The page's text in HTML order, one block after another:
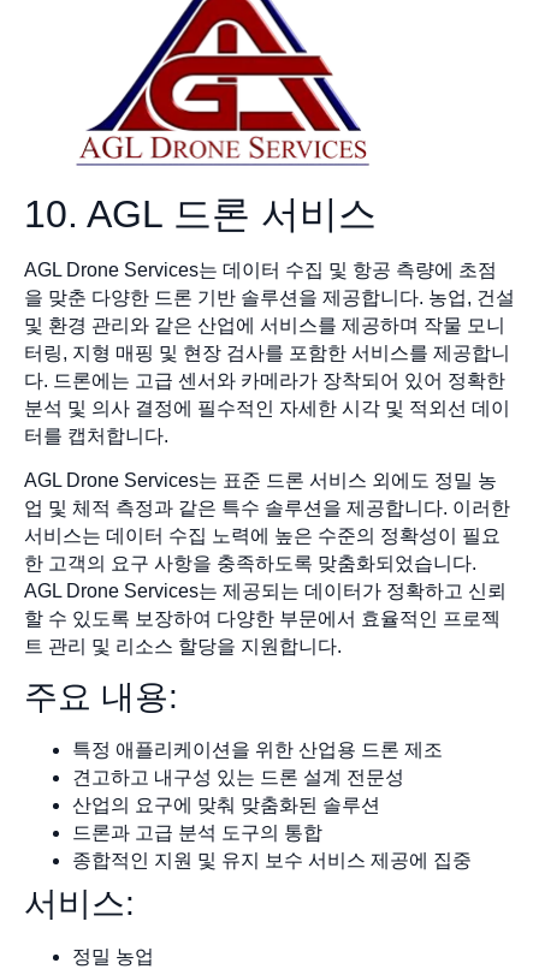
10. AGL 드론 서비스
AGL Drone Services는 데이터 수집 및 항공 측량에 초점
을 맞춘 다양한 드론 기반 솔루션을 제공합니다. 농업, 건설
및 환경 관리와 같은 산업에 서비스를 제공하며 작물 모니
터링, 지형 매핑 및 현장 검사를 포함한 서비스를 제공합니
다. 드론에는 고급 센서와 카메라가 장착되어 있어 정확한
분석 및 의사 결정에 필수적인 자세한 시각 및 적외선 데이
터를 캡처합니다.
AGL Drone Services는 표준 드론 서비스 외에도 정밀 농
업 및 체적 측정과 같은 특수 솔루션을 제공합니다. 이러한
서비스는 데이터 수집 노력에 높은 수준의 정확성이 필요
한 고객의 요구 사항을 충족하도록 맞춤화되었습니다.
AGL Drone Services는 제공되는 데이터가 정확하고 신뢰
할 수 있도록 보장하여 다양한 부문에서 효율적인 프로젝
트 관리 및 리소스 할당을 지원합니다.
주요 내용:
특정 애플리케이션을 위한 산업용 드론 제조
견고하고 내구성 있는 드론 설계 전문성
산업의 요구에 맞춰 맞춤화된 솔루션
드론과 고급 분석 도구의 통합
종합적인 지원 및 유지 보수 서비스 제공에 집중
서비스:
정밀 농업